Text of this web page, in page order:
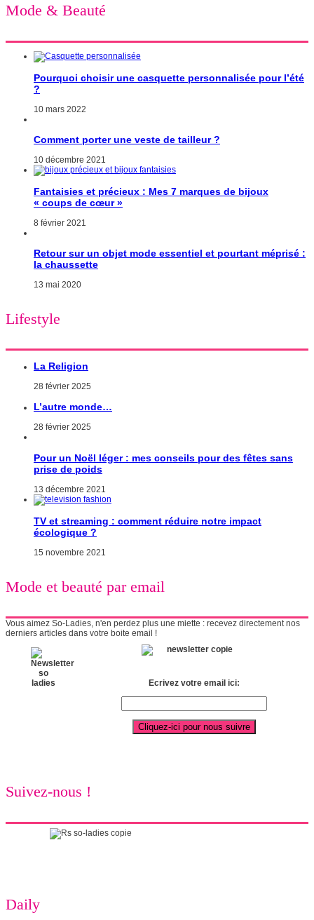
Mode & Beauté
Pourquoi choisir une casquette personnalisée pour l’été
?
10 mars 2022
Comment porter une veste de tailleur ?
10 décembre 2021
Fantaisies et précieux : Mes 7 marques de bijoux
« coups de cœur »
8 février 2021
Retour sur un objet mode essentiel et pourtant méprisé :
la chaussette
13 mai 2020
Lifestyle
La Religion
28 février 2025
L’autre monde…
28 février 2025
Pour un Noël léger : mes conseils pour des fêtes sans
prise de poids
13 décembre 2021
TV et streaming : comment réduire notre impact
écologique ?
15 novembre 2021
Mode et beauté par email
Vous aimez So-Ladies, n'en perdez plus une miette : recevez directement nos
derniers articles dans votre boite email !
Ecrivez votre email ici:
Suivez-nous !
Daily